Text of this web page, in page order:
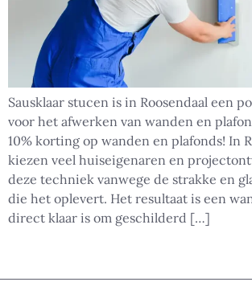
Sausklaar stucen is in Roosendaal een
voor het afwerken van wanden en
10% korting op wanden en plafonds! In
kiezen veel huiseigenaren en
deze techniek vanwege de strakke en
die het oplevert. Het resultaat is een
direct klaar is om geschilderd […]